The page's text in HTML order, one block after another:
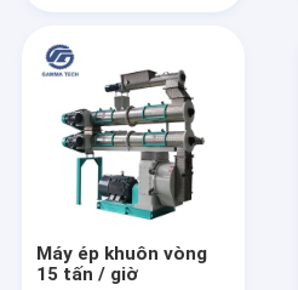
Máy ép khuôn vòng
15 tấn / giờ